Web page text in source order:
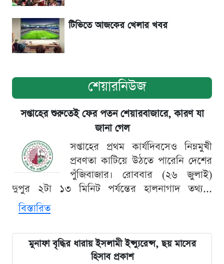
টিভিতে আজকের খেলার খবর
শেয়ারনিউজ
সপ্তাহের শুরুতেই ফের পতন শেয়ারবাজারে, কারণ যা
জানা গেল
সপ্তাহের প্রথম কার্যদিবসেও নিম্নমুখী
প্রবণতা কাটিয়ে উঠতে পারেনি দেশের
পুঁজিবাজার। রোববার (২৬ জুলাই)
দুপুর ২টা ১৩ মিনিট পর্যন্তের হালনাগাদ তথ্য...
বিস্তারিত
মুনাফা বৃদ্ধির ধারায় ইসলামী ইন্স্যুরেন্স, ছয় মাসের
হিসাব প্রকাশ